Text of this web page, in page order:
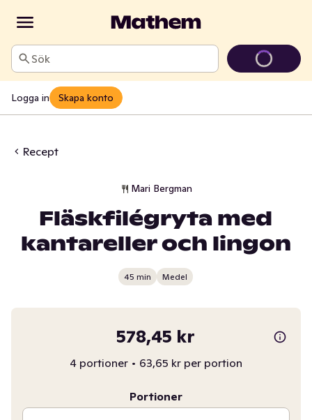
Sök
Logga in Skapa konto
Recept
Mari Bergman
Fläskfilégryta med
kantareller och lingon
45 min Medel
578,45 kr
4 portioner • 63,65 kr per portion
Portioner